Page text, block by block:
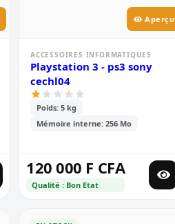
Aperçu
ACCESSOIRES INFORMATIQUES
Playstation 3 - ps3 sony
cechl04
Poids: 5 kg
Mémoire interne: 256 Mo
120 000 F CFA
Qualité : Bon Etat